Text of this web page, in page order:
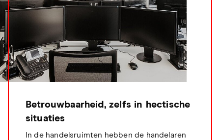
Betrouwbaarheid, zelfs in hectische
situaties
In de handelsruimten hebben de handelaren